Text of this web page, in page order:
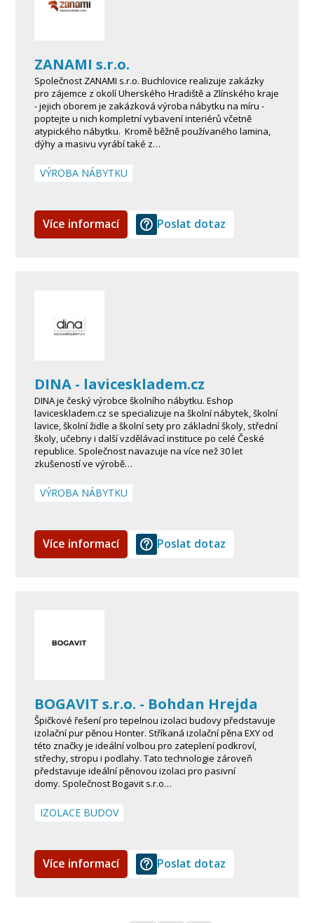
ZANAMI s.r.o.
Společnost ZANAMI s.r.o. Buchlovice realizuje zakázky
pro zájemce z okolí Uherského Hradiště a Zlínského kraje
- jejich oborem je zakázková výroba nábytku na míru -
poptejte u nich kompletní vybavení interiérů včetně
atypického nábytku. Kromě běžně používaného lamina,
dýhy a masivu vyrábí také z…
VÝROBA NÁBYTKU
Více informací Poslat dotaz
DINA - laviceskladem.cz
DINA je český výrobce školního nábytku. Eshop
laviceskladem.cz se specializuje na školní nábytek, školní
lavice, školní židle a školní sety pro základní školy, střední
školy, učebny i další vzdělávací instituce po celé České
republice. Společnost navazuje na více než 30 let
zkušeností ve výrobě…
VÝROBA NÁBYTKU
Více informací Poslat dotaz
BOGAVIT s.r.o. - Bohdan Hrejda
Špičkové řešení pro tepelnou izolaci budovy představuje
izolační pur pěnou Honter. Stříkaná izolační pěna EXY od
této značky je ideální volbou pro zateplení podkroví,
střechy, stropu i podlahy. Tato technologie zároveň
představuje ideální pěnovou izolaci pro pasivní
domy. Společnost Bogavit s.r.o…
IZOLACE BUDOV
Více informací Poslat dotaz